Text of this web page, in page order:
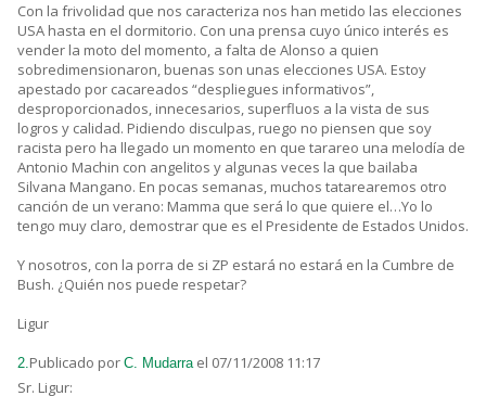
Con la frivolidad que nos caracteriza nos han metido las elecciones
USA hasta en el dormitorio. Con una prensa cuyo único interés es
vender la moto del momento, a falta de Alonso a quien
sobredimensionaron, buenas son unas elecciones USA. Estoy
apestado por cacareados “despliegues informativos”,
desproporcionados, innecesarios, superfluos a la vista de sus
logros y calidad. Pidiendo disculpas, ruego no piensen que soy
racista pero ha llegado un momento en que tarareo una melodía de
Antonio Machin con angelitos y algunas veces la que bailaba
Silvana Mangano. En pocas semanas, muchos tatarearemos otro
canción de un verano: Mamma que será lo que quiere el…Yo lo
tengo muy claro, demostrar que es el Presidente de Estados Unidos.
Y nosotros, con la porra de si ZP estará no estará en la Cumbre de
Bush. ¿Quién nos puede respetar?
Ligur
2.Publicado por C. Mudarra el 07/11/2008 11:17
Sr. Ligur: